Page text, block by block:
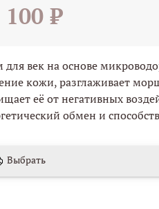
100 ₽
для век на основе
кожи, разглаживает
её от негативных
обмен и
Выбрать